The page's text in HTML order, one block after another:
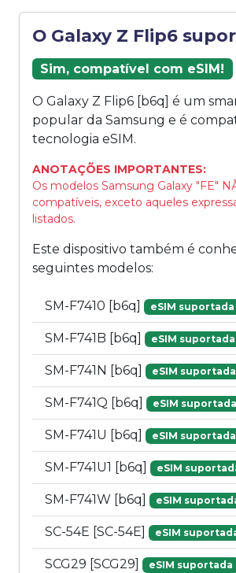
O Galaxy Z Flip6
Sim, compatível com eSIM!
O Galaxy Z Flip6 [b6q] é um
popular da Samsung e é
tecnologia eSIM.
ANOTAÇÕES IMPORTANTES:
Os modelos Samsung Galaxy "FE"
compatíveis, exceto aqueles
listados.
Este dispositivo também é
seguintes modelos:
SM-F7410 [b6q] eSIM suportada
SM-F741B [b6q] eSIM suportada
SM-F741N [b6q] eSIM suportada
SM-F741Q [b6q] eSIM suportada
SM-F741U [b6q] eSIM suportada
SM-F741U1 [b6q] eSIM
SM-F741W [b6q] eSIM
SC-54E [SC-54E] eSIM
SCG29 [SCG29] eSIM suportada